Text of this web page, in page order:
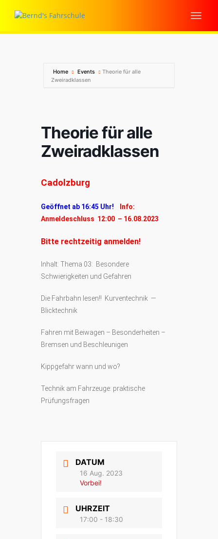
Home Events
Theorie für alle
Zweiradklassen
Theorie für alle
Zweiradklassen
Cadolzburg
Geöffnet ab 16:45 Uhr!
Info:
Anmeldeschluss 12:00 – 16.08.2023
Bitte rechtzeitig anmelden!
Inhalt: Thema 03: Besondere
Schwierigkeiten und Gefahren
Die Fahrbahn lesen!! Kurventechnik —
Blicktechnik
Fahren mit Beiwagen – Besonderheiten –
Bremsen und Beschleunigen
Kippgefahr wann und wo?
Technik am Fahrzeuge: praktische
Prüfungsfragen
DATUM
16 Aug. 2023
Vorbei!
UHRZEIT
17:00 - 18:30